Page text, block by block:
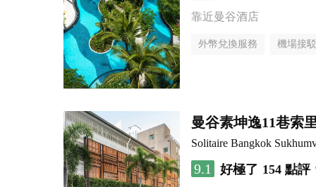
靠近曼谷酒店
外幣兌換服務 機場接
曼谷素坤逸11巷索
Solitaire Bangkok
9.1 好極了 154 點評